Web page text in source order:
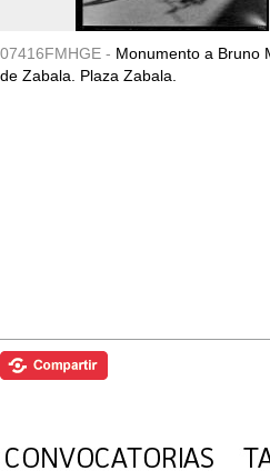
07416FMHGE - Monumento a Bruno
de Zabala. Plaza Zabala.